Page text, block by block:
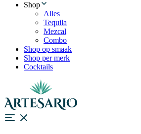
Shop
Alles
Tequila
Mezcal
Combo
Shop op smaak
Shop per merk
Cocktails